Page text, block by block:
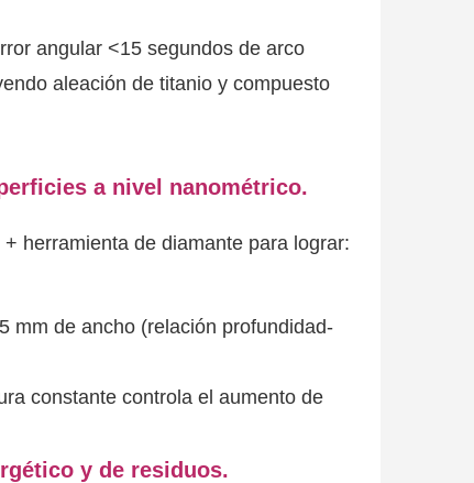
angular <15 segundos de arco
aleación de titanio y compuesto
a nivel nanométrico.
herramienta de diamante para lograr:
mm de ancho (relación profundidad-
constante controla el aumento de
y de residuos.